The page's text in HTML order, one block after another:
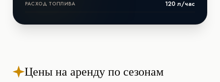
РАСХОД ТОПЛИВА 120 л/час
Цены на аренду по сезонам